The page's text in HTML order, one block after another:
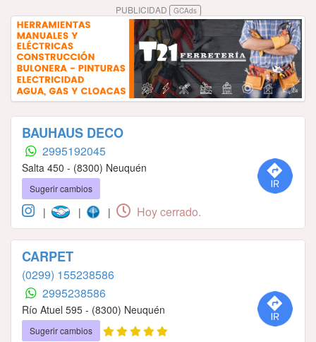
PUBLICIDAD GCAds
BAUHAUS DECO
2995192045
Salta 450 - (8300) Neuquén
Sugerir cambios
| | | Hoy cerrado.
CARPET
(0299) 155238586
2995238586
Río Atuel 595 - (8300) Neuquén
Sugerir cambios